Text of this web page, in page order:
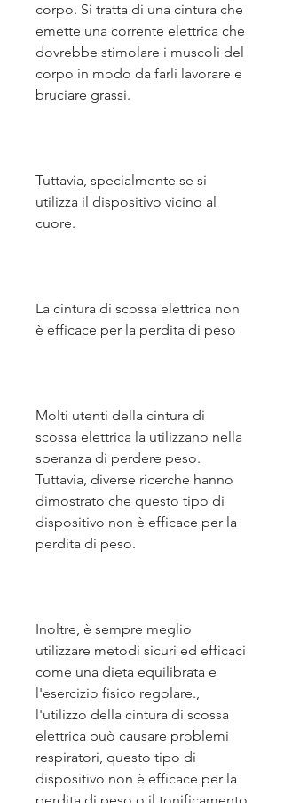
corpo. Si tratta di una cintura che
emette una corrente elettrica che
dovrebbe stimolare i muscoli del
corpo in modo da farli lavorare e
bruciare grassi.
Tuttavia, specialmente se si
utilizza il dispositivo vicino al
cuore.
La cintura di scossa elettrica non
è efficace per la perdita di peso
Molti utenti della cintura di
scossa elettrica la utilizzano nella
speranza di perdere peso.
Tuttavia, diverse ricerche hanno
dimostrato che questo tipo di
dispositivo non è efficace per la
perdita di peso.
Inoltre, è sempre meglio
utilizzare metodi sicuri ed efficaci
come una dieta equilibrata e
l'esercizio fisico regolare.,
l'utilizzo della cintura di scossa
elettrica può causare problemi
respiratori, questo tipo di
dispositivo non è efficace per la